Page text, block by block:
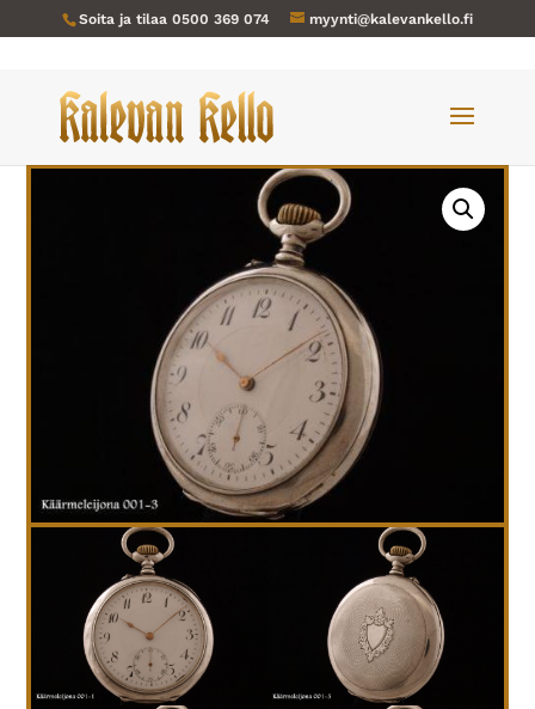
Soita ja tilaa 0500 369 074 myynti@kalevankello.fi
Verkkokauppa/Taskukellot/ Käärmeleijona-001